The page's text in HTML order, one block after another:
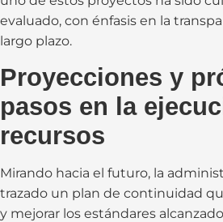
evaluado, con énfasis en la
largo plazo.
Proyecciones y
pasos en la
recursos
Mirando hacia el futuro, la
trazado un plan de continuidad
y mejorar los estándares